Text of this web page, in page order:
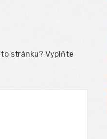
stránku? Vyplňte